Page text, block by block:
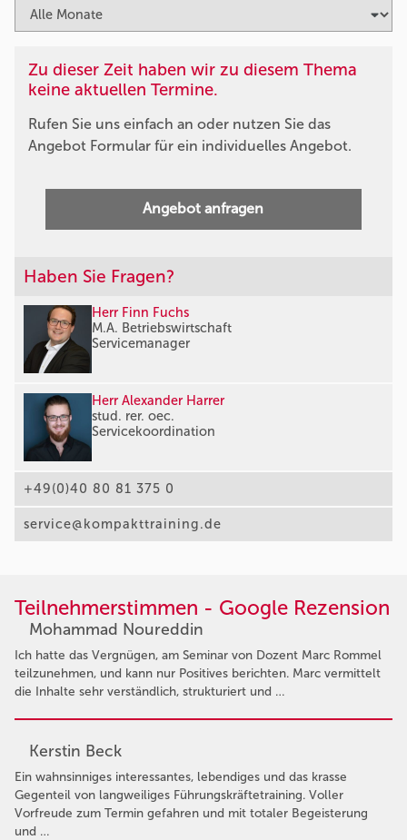
Zu dieser Zeit haben wir zu diesem Thema
keine aktuellen Termine.
Rufen Sie uns einfach an oder nutzen Sie das
Angebot Formular für ein individuelles Angebot.
Angebot anfragen
Haben Sie Fragen?
Herr Finn Fuchs
M.A. Betriebswirtschaft
Servicemanager
Herr Alexander Harrer
stud. rer. oec.
Servicekoordination
+49(0)40 80 81 375 0
service@kompakttraining.de
Teilnehmerstimmen - Google Rezension
Mohammad Noureddin
Ich hatte das Vergnügen, am Seminar von Dozent Marc Rommel
teilzunehmen, und kann nur Positives berichten. Marc vermittelt
die Inhalte sehr verständlich, strukturiert und …
Kerstin Beck
Ein wahnsinniges interessantes, lebendiges und das krasse
Gegenteil von langweiliges Führungskräftetraining. Voller
Vorfreude zum Termin gefahren und mit totaler Begeisterung
und …